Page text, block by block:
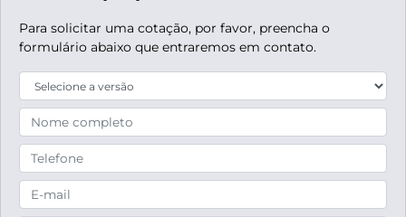
Para solicitar uma cotação, por favor, preencha o
formulário abaixo que entraremos em contato.